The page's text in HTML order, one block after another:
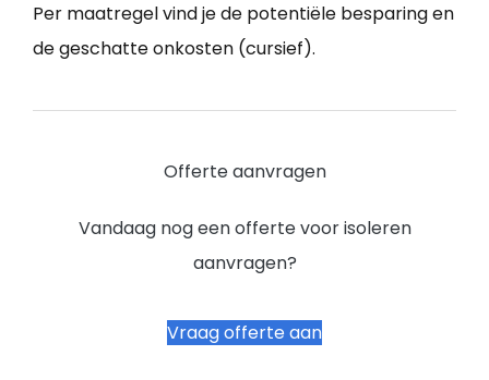
Per maatregel vind je de potentiële besparing en
de geschatte onkosten (cursief).
Offerte aanvragen
Vandaag nog een offerte voor isoleren
aanvragen?
Vraag offerte aan